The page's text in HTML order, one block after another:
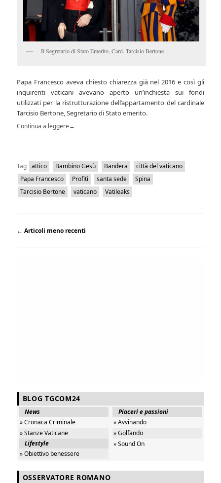
Il Segretario di Stato Emerito, Card. Tarcisio Bertone
Papa Francesco aveva chiesto chiarezza già nel 2016 e così gli
inquirenti vaticani avevano aperto un’inchiesta sui fondi
utilizzati per la ristrutturazione dell’appartamento del cardinale
Tarcisio Bertone, Segretario di Stato emerito.
Continua a leggere→
Tag attico Bambino Gesù Bandera
città del vaticano
Papa Francesco
Profiti santa sede
Spina
Tarcisio Bertone
vaticano Vatileaks
← Articoli meno recenti
BLOG TGCOM24
News
» Cronaca Criminale
» Stanze Vaticane
Lifestyle
» Obiettivo benessere
Piaceri e passioni
» Avvinando
» Golfando
» Sound On
OSSERVATORE ROMANO